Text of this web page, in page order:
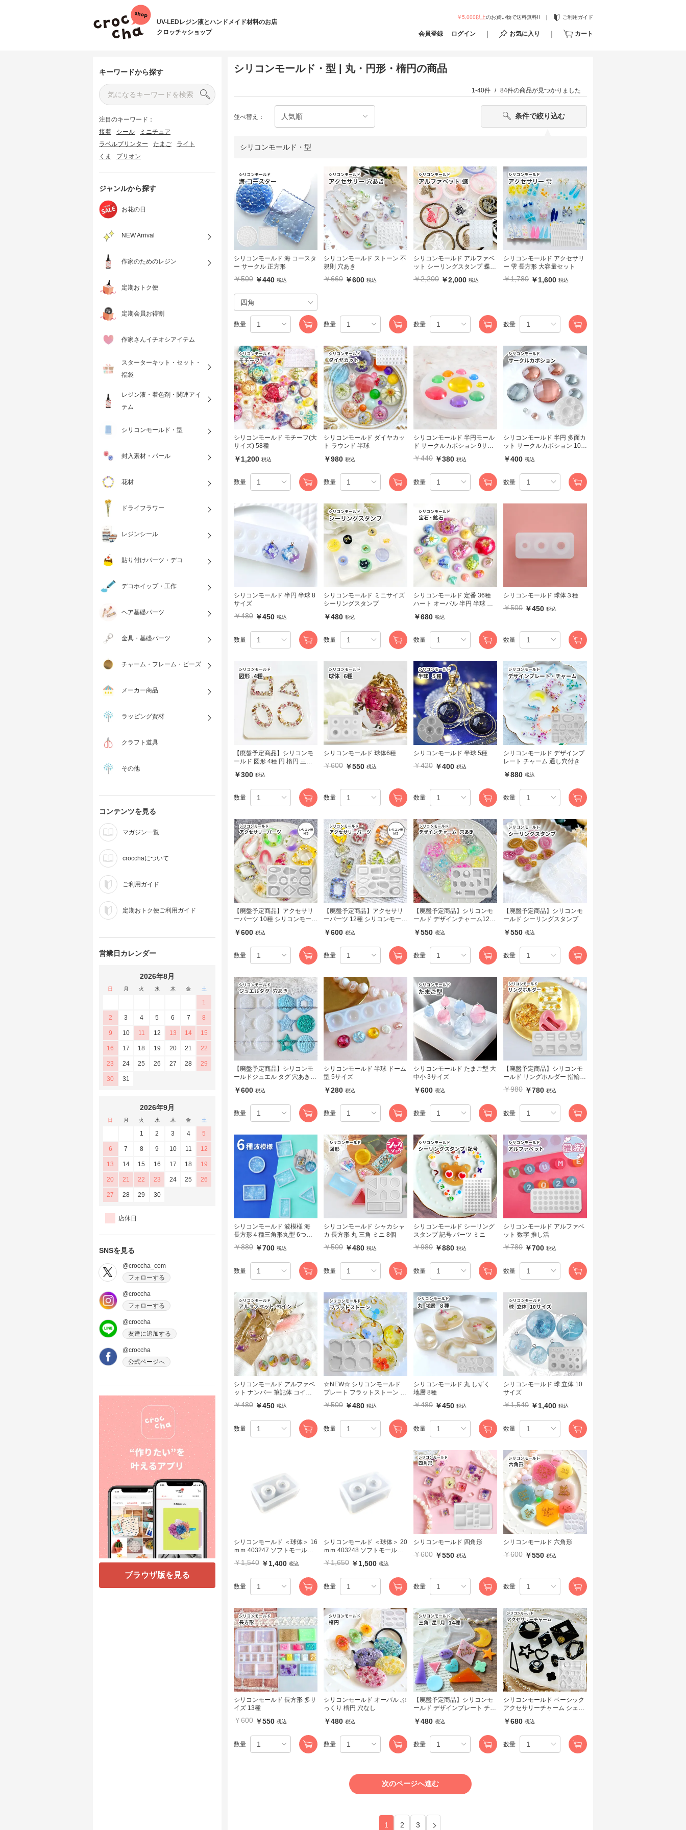
UV-LEDレジン液とハンドメイド材料のお店
クロッチャショップ
￥5,000以上のお買い物で送料無料!! ご利用ガイド
会員登録 ログイン お気に入り カート
キーワードから探す
注目のキーワード：
接着
シール
ミニチュア
ラベルプリンター
たまご
ライト
くま
ブリオン
ジャンルから探す
お花の日
NEW Arrival
作家のためのレジン
定期おトク便
定期会員お得割
作家さんイチオシアイテム
スターターキット・セット・
福袋
レジン液・着色剤・関連アイ
テム
シリコンモールド・型
封入素材・パール
花材
ドライフラワー
レジンシール
貼り付けパーツ・デコ
デコホイップ・工作
ヘア基礎パーツ
金具・基礎パーツ
チャーム・フレーム・ビーズ
メーカー商品
ラッピング資材
クラフト道具
その他
コンテンツを見る
マガジン一覧
crocchaについて
ご利用ガイド
定期おトク便ご利用ガイド
営業日カレンダー
2026年8月
日 月 火 水 木 金 土
1
2 3 4 5 6 7 8
9 10 11 12 13 14 15
16 17 18 19 20 21 22
23 24 25 26 27 28 29
30 31
2026年9月
日 月 火 水 木 金 土
1 2 3 4 5
6 7 8 9 10 11 12
13 14 15 16 17 18 19
20 21 22 23 24 25 26
27 28 29 30
店休日
SNSを見る
@croccha_com
フォローする
@croccha
フォローする
@croccha
友達に追加する
@croccha
公式ページへ
ブラウザ版を見る
シリコンモールド・型 | 丸・円形・楕円の商品
1-40件 84件の商品が見つかりました
並べ替え： 条件で絞り込む
シリコンモールド・型
シリコンモールド 海 コースタ
ー サークル 正方形
￥500 ￥440 税込
数量
シリコンモールド ストーン 不
規則 穴あき
￥660 ￥600 税込
数量
シリコンモールド アルファベ
ット シーリングスタンプ 蝶
￥2,200 ￥2,000 税込
数量
シリコンモールド アクセサリ
ー 雫 長方形 大容量セット
￥1,780 ￥1,600 税込
数量
シリコンモールド モチーフ(大
サイズ) 58種
￥1,200 税込
数量
シリコンモールド ダイヤカッ
ト ラウンド 半球
￥980 税込
数量
シリコンモールド 半円モール
ド サークルカボション 9サイ
￥440 ￥380 税込
数量
シリコンモールド 半円 多面カ
ット サークルカボション 10サ
￥400 税込
数量
シリコンモールド 半円 半球 8
サイズ
￥480 ￥450 税込
数量
シリコンモールド ミニサイズ
シーリングスタンプ
￥480 税込
数量
シリコンモールド 定番 36種
ハート オーバル 半円 半球 四
￥680 税込
数量
シリコンモールド 球体３種
￥500 ￥450 税込
数量
【廃盤予定商品】シリコンモ
ールド 図形 4種 円 楕円 三角
￥300 税込
数量
シリコンモールド 球体6種
￥600 ￥550 税込
数量
シリコンモールド 半球 5種
￥420 ￥400 税込
数量
シリコンモールド デザインプ
レート チャーム 通し穴付き
￥880 税込
数量
【廃盤予定商品】アクセサリ
ーパーツ 10種 シリコンモール
￥600 税込
数量
【廃盤予定商品】アクセサリ
ーパーツ 12種 シリコンモール
￥600 税込
数量
【廃盤予定商品】シリコンモ
ールド デザインチャーム12種
￥550 税込
数量
【廃盤予定商品】シリコンモ
ールド シーリングスタンプ
￥550 税込
数量
【廃盤予定商品】シリコンモ
ールドジュエル タグ 穴あき
￥600 税込
数量
シリコンモールド 半球 ドーム
型 5サイズ
￥280 税込
数量
シリコンモールド たまご型 大
中小 3サイズ
￥600 税込
数量
【廃盤予定商品】シリコンモ
ールド リングホルダー 指輪置
￥980 ￥780 税込
数量
シリコンモールド 波模様 海
長方形４種三角形丸型 6つ入
￥880 ￥700 税込
数量
シリコンモールド シャカシャ
カ 長方形 丸 三角 ミニ 8個
￥500 ￥480 税込
数量
シリコンモールド シーリング
スタンプ 記号 パーツ ミニ
￥980 ￥880 税込
数量
シリコンモールド アルファベ
ット 数字 推し活
￥780 ￥700 税込
数量
シリコンモールド アルファベ
ット ナンバー 筆記体 コイン
￥480 ￥450 税込
数量
☆NEW☆ シリコンモールド
プレート フラットストーン ア
￥500 ￥480 税込
数量
シリコンモールド 丸 しずく
地層 8種
￥480 ￥450 税込
数量
シリコンモールド 球 立体 10
サイズ
￥1,540 ￥1,400 税込
数量
シリコンモールド ＜球体＞ 16
ｍｍ 403247 ソフトモールド
￥1,540 ￥1,400 税込
数量
シリコンモールド ＜球体＞ 20
ｍｍ 403248 ソフトモールド
￥1,650 ￥1,500 税込
数量
シリコンモールド 四角形
￥600 ￥550 税込
数量
シリコンモールド 六角形
￥600 ￥550 税込
数量
シリコンモールド 長方形 多サ
イズ 13種
￥600 ￥550 税込
数量
シリコンモールド オーバル ぷ
っくり 楕円 穴なし
￥480 税込
数量
【廃盤予定商品】シリコンモ
ールド デザインプレート チャ
￥480 税込
数量
シリコンモールド ベーシック
アクセサリーチャーム シェイ
￥680 税込
数量
次のページへ進む
1 2 3